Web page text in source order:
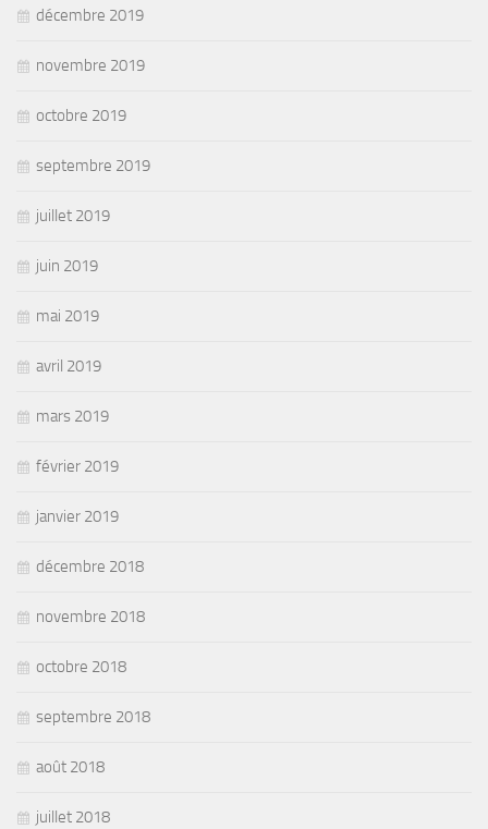
décembre 2019
novembre 2019
octobre 2019
septembre 2019
juillet 2019
juin 2019
mai 2019
avril 2019
mars 2019
février 2019
janvier 2019
décembre 2018
novembre 2018
octobre 2018
septembre 2018
août 2018
juillet 2018